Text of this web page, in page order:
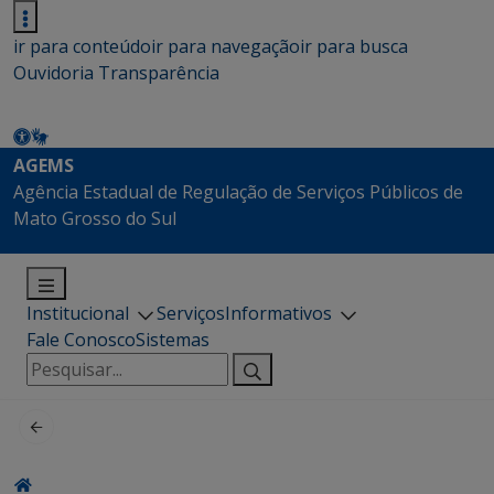
ir para conteúdoir para navegaçãoir para busca
Ouvidoria Transparência
AGEMS
Agência Estadual de Regulação de Serviços Públicos de
Mato Grosso do Sul
Institucional ServiçosInformativos
Fale ConoscoSistemas
Pesquisar
por: